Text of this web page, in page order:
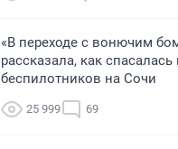
«В переходе с вонючим
рассказала, как
беспилотников на Сочи
25 999 69